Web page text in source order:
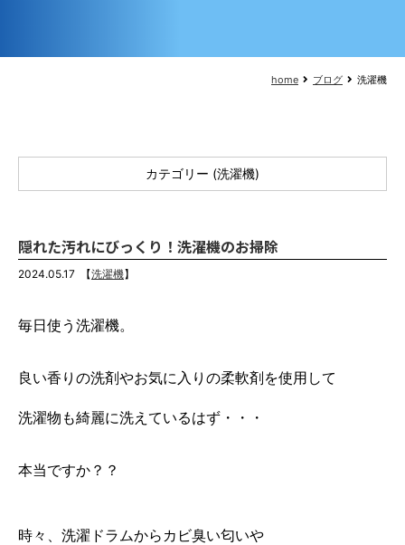
home ブログ 洗濯機
カテゴリー (洗濯機)
隠れた汚れにびっくり！洗濯機のお掃除
2024.05.17 【洗濯機】
毎日使う洗濯機。
良い香りの洗剤やお気に入りの柔軟剤を使用して
洗濯物も綺麗に洗えているはず・・・
本当ですか？？
時々、洗濯ドラムからカビ臭い匂いや